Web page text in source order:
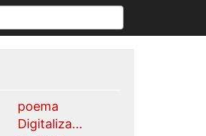
poema
Digitaliza...